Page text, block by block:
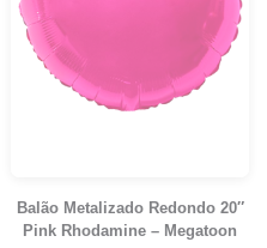
Balão Metalizado Redondo 20″
Pink Rhodamine – Megatoon